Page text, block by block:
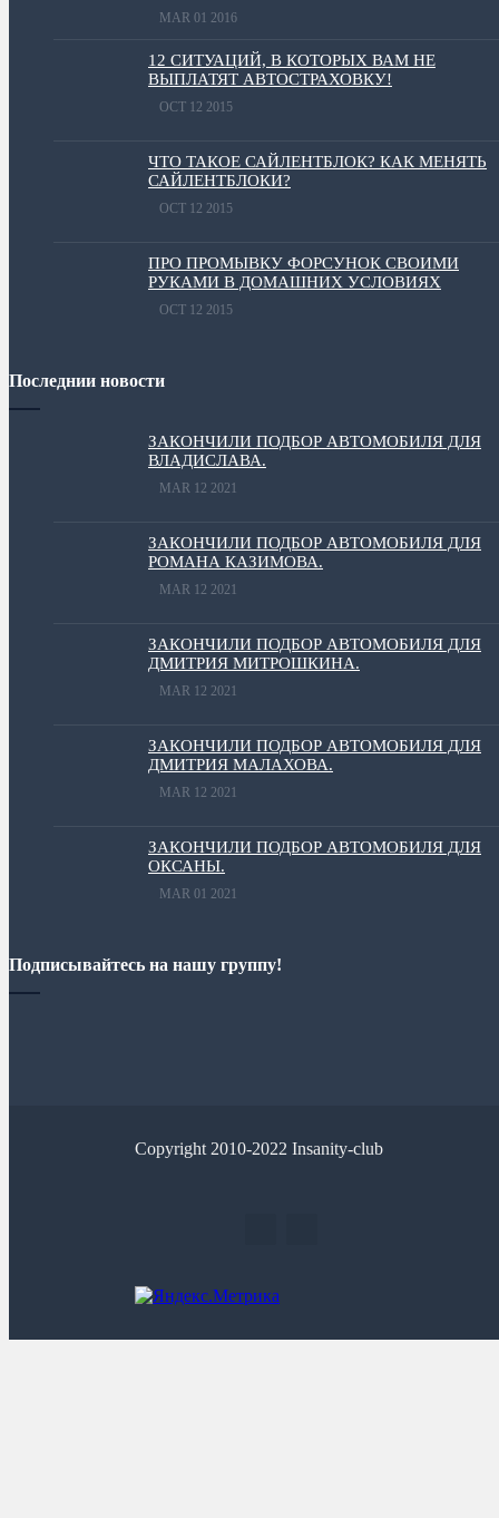
MAR 01 2016
12 СИТУАЦИЙ, В КОТОРЫХ ВАМ НЕ
ВЫПЛАТЯТ АВТОСТРАХОВКУ!
OCT 12 2015
ЧТО ТАКОЕ САЙЛЕНТБЛОК? КАК МЕНЯТЬ
САЙЛЕНТБЛОКИ?
OCT 12 2015
ПРО ПРОМЫВКУ ФОРСУНОК СВОИМИ
РУКАМИ В ДОМАШНИХ УСЛОВИЯХ
OCT 12 2015
Последнии новости
ЗАКОНЧИЛИ ПОДБОР АВТОМОБИЛЯ ДЛЯ
ВЛАДИСЛАВА.
MAR 12 2021
ЗАКОНЧИЛИ ПОДБОР АВТОМОБИЛЯ ДЛЯ
РОМАНА КАЗИМОВА.
MAR 12 2021
ЗАКОНЧИЛИ ПОДБОР АВТОМОБИЛЯ ДЛЯ
ДМИТРИЯ МИТРОШКИНА.
MAR 12 2021
ЗАКОНЧИЛИ ПОДБОР АВТОМОБИЛЯ ДЛЯ
ДМИТРИЯ МАЛАХОВА.
MAR 12 2021
ЗАКОНЧИЛИ ПОДБОР АВТОМОБИЛЯ ДЛЯ
ОКСАНЫ.
MAR 01 2021
Подписывайтесь на нашу группу!
Copyright 2010-2022 Insanity-club